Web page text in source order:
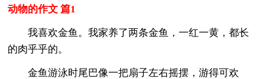
动物的作文 篇1
我喜欢金鱼。我家养了两条金鱼，一红一黄，都长
的肉乎乎的。
金鱼游泳时尾巴像一把扇子左右摇摆，游得可欢